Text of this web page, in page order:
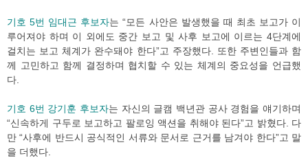
기호 5번 임대근 후보자는 “모든 사안은 발생했을 때 최초 보고가 이
루어져야 하며 이 외에도 중간 보고 및 사후 보고에 이르는 4단계에
걸치는 보고 체계가 완수돼야 한다”고 주장했다. 또한 주변인들과 함
께 고민하고 함께 결정하며 협치할 수 있는 체계의 중요성을 언급했
다.
기호 6번 강기훈 후보자는 자신의 글캠 백년관 공사 경험을 얘기하며
“신속하게 구두로 보고하고 팔로잉 액션을 취해야 된다”고 밝혔다. 다
만 “사후에 반드시 공식적인 서류와 문서로 근거를 남겨야 한다”고 말
을 더했다.